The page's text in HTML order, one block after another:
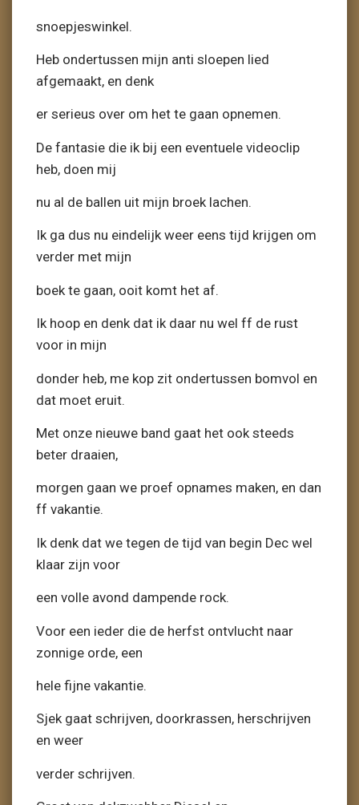
snoepjeswinkel.
Heb ondertussen mijn anti sloepen lied
afgemaakt, en denk
er serieus over om het te gaan opnemen.
De fantasie die ik bij een eventuele videoclip
heb, doen mij
nu al de ballen uit mijn broek lachen.
Ik ga dus nu eindelijk weer eens tijd krijgen om
verder met mijn
boek te gaan, ooit komt het af.
Ik hoop en denk dat ik daar nu wel ff de rust
voor in mijn
donder heb, me kop zit ondertussen bomvol en
dat moet eruit.
Met onze nieuwe band gaat het ook steeds
beter draaien,
morgen gaan we proef opnames maken, en dan
ff vakantie.
Ik denk dat we tegen de tijd van begin Dec wel
klaar zijn voor
een volle avond dampende rock.
Voor een ieder die de herfst ontvlucht naar
zonnige orde, een
hele fijne vakantie.
Sjek gaat schrijven, doorkrassen, herschrijven
en weer
verder schrijven.